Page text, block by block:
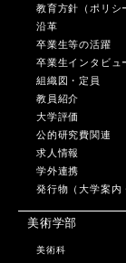
教育方針（ポリシ
沿革
卒業生等の活躍
卒業生インタビュ
組織図・定員
教員紹介
大学評価
公的研究費関連
求人情報
学外連携
発行物（大学案内
美術学部
美術科